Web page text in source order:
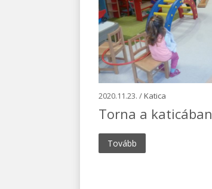
2020.11.23. /Katica
Torna a katicában
Tovább